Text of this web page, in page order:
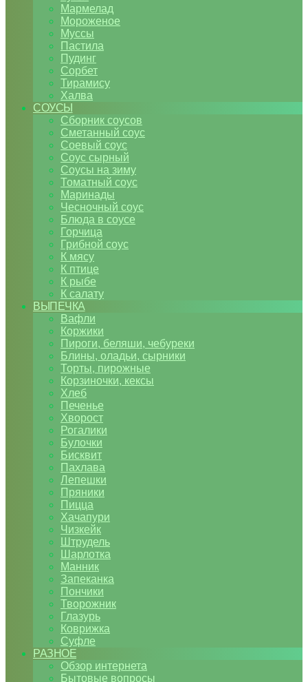
Мармелад
Мороженое
Муссы
Пастила
Пудинг
Сорбет
Тирамису
Халва
СОУСЫ
Сборник соусов
Сметанный соус
Соевый соус
Соус сырный
Соусы на зиму
Томатный соус
Маринады
Чесночный соус
Блюда в соусе
Горчица
Грибной соус
К мясу
К птице
К рыбе
К салату
ВЫПЕЧКА
Вафли
Коржики
Пироги, беляши, чебуреки
Блины, оладьи, сырники
Торты, пирожные
Корзиночки, кексы
Хлеб
Печенье
Хворост
Рогалики
Булочки
Бисквит
Пахлава
Лепешки
Пряники
Пицца
Хачапури
Чизкейк
Штрудель
Шарлотка
Манник
Запеканка
Пончики
Творожник
Глазурь
Коврижка
Суфле
РАЗНОЕ
Обзор интернета
Бытовые вопросы